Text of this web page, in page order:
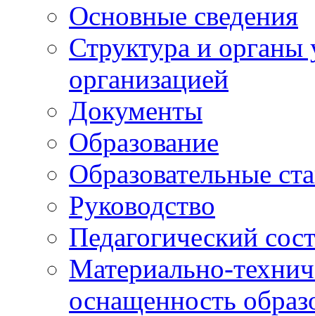
Основные сведения
Структура и органы
организацией
Документы
Образование
Образовательные
Руководство
Педагогический
Материально-
оснащенность